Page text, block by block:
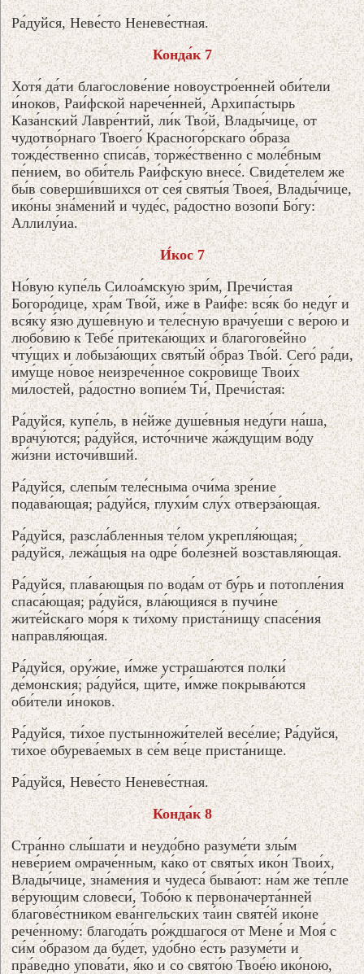
Ра́дуйся, Неве́сто Неневе́стная.
Конда́к 7
Хотя́ да́ти благослове́ние новоустро́енней оби́тели
и́ноков, Раи́фской нарече́нней, Архипа́стырь
Каза́нский Лавре́нтий, ли́к Тво́й, Влады́чице, от
чудотво́рнаго Твоего́ Красного́рскаго о́браза
тожде́ственно списа́в, торже́ственно с моле́бным
пе́нием, во оби́тель Раи́фскую внесе́. Свиде́телем же
бы́в соверши́вшихся от сея́ святы́я Твоея́, Влады́чице,
ико́ны зна́мений и чуде́с, ра́достно возопи́ Бо́гу:
Аллилу́иа.
И́кос 7
Но́вую купе́ль Силоа́мскую зри́м, Пречи́стая
Богоро́дице, хра́м Тво́й, и́же в Раи́фе: вся́к бо неду́г и
вся́ку я́зю душе́вную и теле́сную врачу́еши с ве́рою и
любо́вию к Тебе́ притека́ющих и благогове́йно
чту́щих и лобыза́ющих святы́й о́браз Тво́й. Сего́ ра́ди,
иму́ще но́вое неизрече́нное сокро́вище Твои́х
ми́лостей, ра́достно вопие́м Ти́, Пречи́стая:
Ра́дуйся, купе́ль, в не́йже душе́вныя неду́ги на́ша,
врачу́ются; ра́дуйся, исто́чниче жа́ждущим во́ду
жи́зни источи́вший.
Ра́дуйся, слепы́м теле́сныма очи́ма зре́ние
подава́ющая; ра́дуйся, глухи́м слу́х отверза́ющая.
Ра́дуйся, разсла́бленныя те́лом укрепля́ющая;
ра́дуйся, лежа́щыя на одре́ боле́зней возставля́ющая.
Ра́дуйся, пла́вающыя по вода́м от бу́рь и потопле́ния
спаса́ющая; ра́дуйся, вла́ющияся в пучи́не
жите́йскаго мо́ря к ти́хому приста́нищу спасе́ния
направля́ющая.
Ра́дуйся, ору́жие, и́мже устраша́ются полки́
де́монския; ра́дуйся, щи́те, и́мже покрыва́ются
оби́тели и́ноков.
Ра́дуйся, ти́хое пустынножи́телей весе́лие; Ра́дуйся,
ти́хое обурева́емых в се́м ве́це приста́нище.
Ра́дуйся, Неве́сто Неневе́стная.
Конда́к 8
Стра́нно слы́шати и неудо́бно разуме́ти злы́м
неве́рием омраче́нным, ка́ко от святы́х ико́н Твои́х,
Влады́чице, зна́мения и чудеса́ быва́ют: на́м же те́пле
ве́рующим словеси́, Тобо́ю к первоначерта́нней
благове́стником ева́нгельских та́ин святе́й ико́не
рече́нному: благода́ть ро́ждшагося от Мене́ и Моя́ с
си́м о́бразом да бу́дет, удо́бно е́сть разуме́ти и
пра́ведно упова́ти, я́ко и со свято́ю Твое́ю ико́ною,